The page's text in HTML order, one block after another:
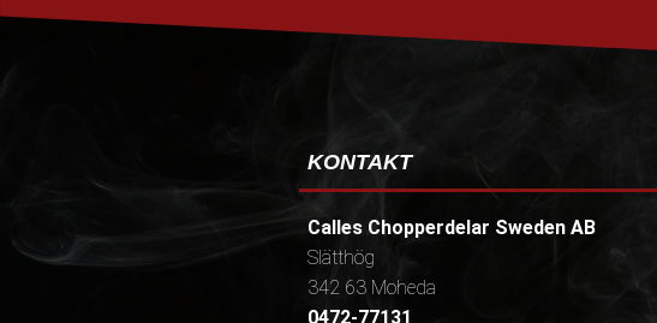
KONTAKT
Calles Chopperdelar Sweden AB
Slätthög
342 63 Moheda
0472-77131